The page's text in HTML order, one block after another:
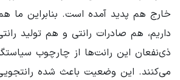
خارج هم پدید آمده است. بنابراین ما
داریم، هم صادرات رانتی و هم تولید
ذی‌نفعان این رانت‌ها از چارچوب
می‌کنند. این وضعیت باعث شده